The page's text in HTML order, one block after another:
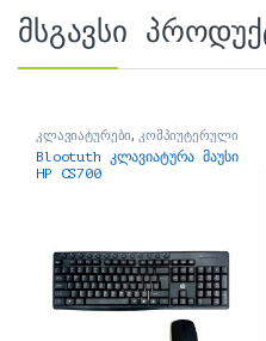
მსგავსი
კლავიატურები,კომპიუტერული
აქსესუარები
Blootuth კლავიატურა მაუსი
HP CS700